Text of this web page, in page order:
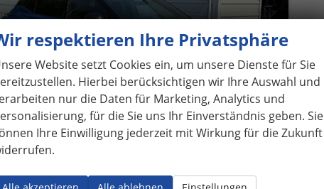
respektieren Ihre Privatsphäre
Website setzt Cookies ein, um unsere Dienste für Sie
Hierbei berücksichtigen wir Ihre Auswahl und
nur die Daten für Marketing, Analytics und
für die Sie uns Ihr Einverständnis geben. Sie
Ihre Einwilligung jederzeit mit Wirkung für die Zukunft